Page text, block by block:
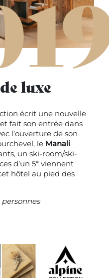
luxe
écrit une nouvelle
fait son entrée dans
l’ouverture de son
le Manali
un ski-room/ski-
d’un 5* viennent
hôtel au pied des